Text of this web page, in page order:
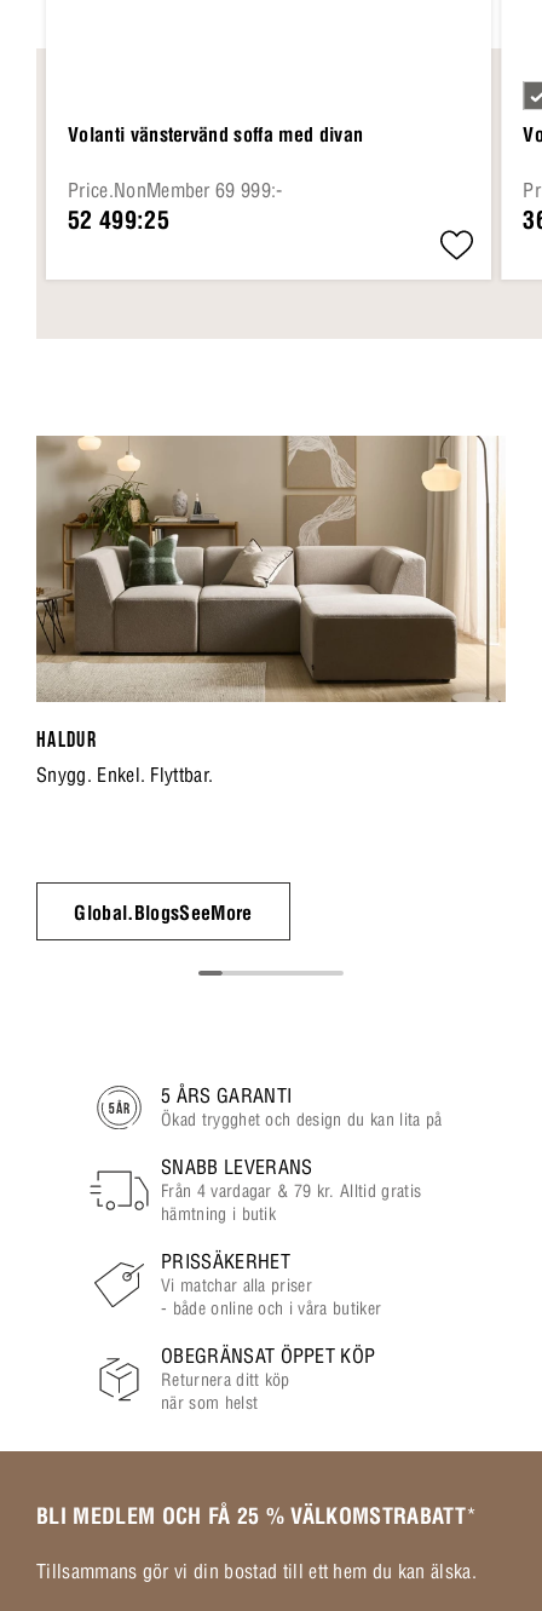
Volanti vänstervänd soffa med divan
Price.NonMember 69 999:-
52 499:25
HALDUR
Snygg. Enkel. Flyttbar.
Global.BlogsSeeMore
5 ÅRS GARANTI
Ökad trygghet och design du kan lita på
SNABB LEVERANS
Från 4 vardagar & 79 kr. Alltid gratis
hämtning i butik
PRISSÄKERHET
Vi matchar alla priser
- både online och i våra butiker
OBEGRÄNSAT ÖPPET KÖP
Returnera ditt köp
när som helst
BLI MEDLEM OCH FÅ 25 % VÄLKOMSTRABATT*
Tillsammans gör vi din bostad till ett hem du kan älska.